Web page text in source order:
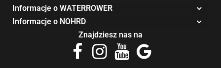
Informacje o WATERROWER
Informacje o NOHRD
Znajdziesz nas na